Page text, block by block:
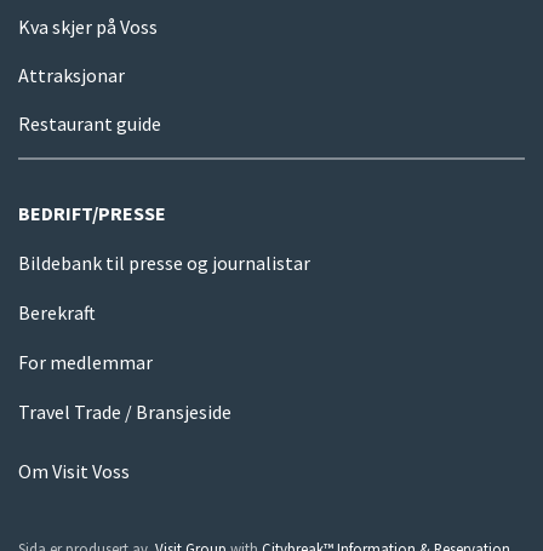
Kva skjer på Voss
Attraksjonar
Restaurant guide
BEDRIFT/PRESSE
Bildebank til presse og journalistar
Berekraft
For medlemmar
Travel Trade / Bransjeside
Om Visit Voss